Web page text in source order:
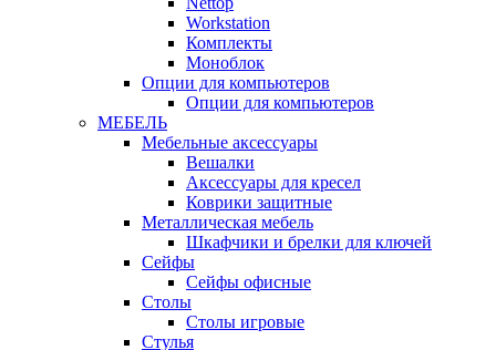
Workstation
Комплекты
Моноблок
Опции для компьютеров
Опции для компьютеров
МЕБЕЛЬ
Мебельные аксессуары
Вешалки
Аксессуары для кресел
Коврики защитные
Металлическая мебель
Шкафчики и брелки для ключей
Сейфы
Сейфы офисные
Столы
Столы игровые
Стулья